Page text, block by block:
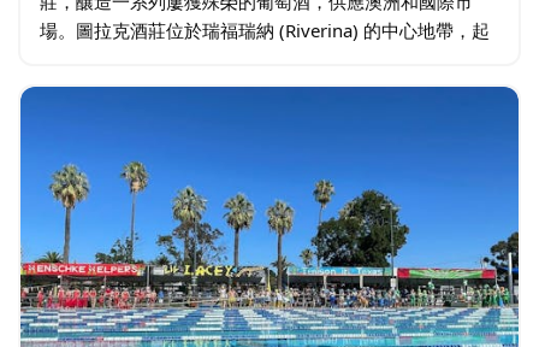
場。圖拉克酒莊位於瑞福瑞納 (Riverina) 的中心地帶，起